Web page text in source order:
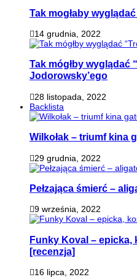
Tak mogłaby
14 grudnia, 2022
Tak mógłby wyglądać
Jodorowsky’ego
28 listopada, 2022
Backlista
Wilkołak – triumf kina
29 grudnia, 2022
Pełzająca śmierć –
9 września, 2022
Funky Koval – epicka,
[recenzja]
16 lipca, 2022